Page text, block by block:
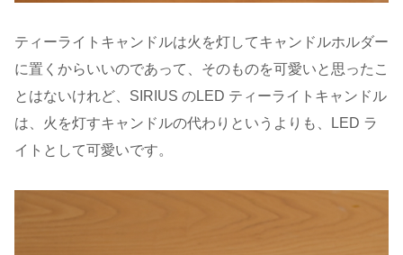
ティーライトキャンドルは火を灯してキャンドルホルダー
に置くからいいのであって、そのものを可愛いと思ったこ
とはないけれど、SIRIUS のLED ティーライトキャンドル
は、火を灯すキャンドルの代わりというよりも、LED ラ
イトとして可愛いです。